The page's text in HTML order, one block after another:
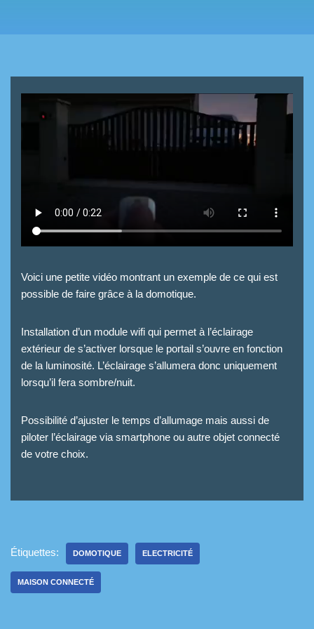
Voici une petite vidéo montrant un exemple de ce qui est
possible de faire grâce à la domotique.
Installation d’un module wifi qui permet à l’éclairage
extérieur de s’activer lorsque le portail s’ouvre en fonction
de la luminosité. L’éclairage s’allumera donc uniquement
lorsqu’il fera sombre/nuit.
Possibilité d’ajuster le temps d’allumage mais aussi de
piloter l’éclairage via smartphone ou autre objet connecté
de votre choix.
Étiquettes: DOMOTIQUE ELECTRICITÉ
MAISON CONNECTÉ